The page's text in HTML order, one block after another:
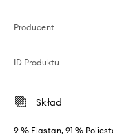
Producent
ID Produktu
Skład
9 % Elastan, 91 %